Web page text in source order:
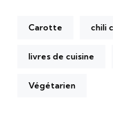
Carotte chili
livres de cuisine
Végétarien